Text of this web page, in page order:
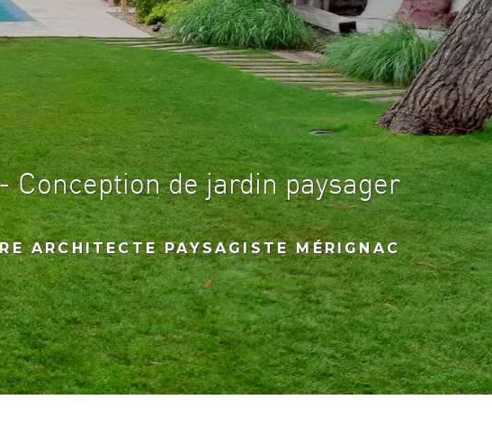
de jardin paysager
ARCHITECTE PAYSAGISTE MÉRIGNAC